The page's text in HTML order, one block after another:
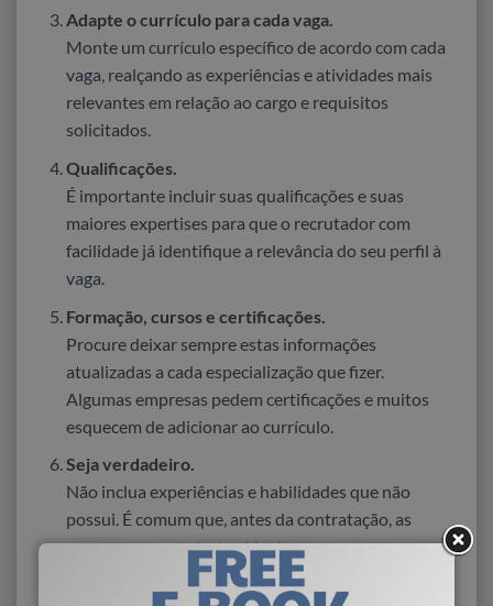
Adapte o currículo para cada vaga.
Monte um currículo específico de acordo com cada
vaga, realçando as experiências e atividades mais
relevantes em relação ao cargo e requisitos
solicitados.
Qualificações.
É importante incluir suas qualificações e suas
maiores expertises para que o recrutador com
facilidade já identifique a relevância do seu perfil à
vaga.
Formação, cursos e certificações.
Procure deixar sempre estas informações
atualizadas a cada especialização que fizer.
Algumas empresas pedem certificações e muitos
esquecem de adicionar ao currículo.
Seja verdadeiro.
Não inclua experiências e habilidades que não
possui. É comum que, antes da contratação, as
empresas peçam testes técnicos
e avaliações comportamentais – informações falsas
podem ser detectadas e isso pode resultar na